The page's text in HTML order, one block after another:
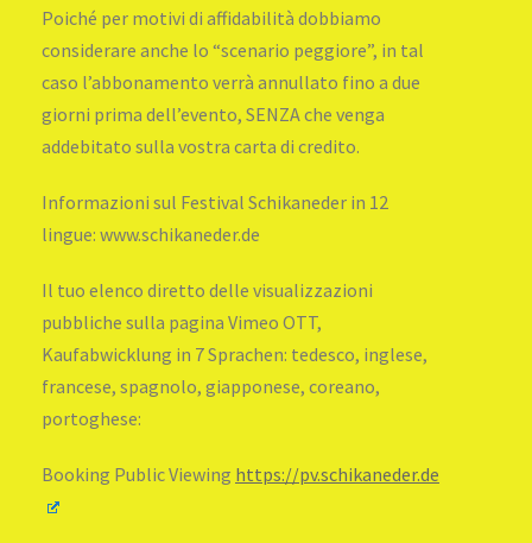
Poiché per motivi di affidabilità dobbiamo
considerare anche lo “scenario peggiore”, in tal
caso l’abbonamento verrà annullato fino a due
giorni prima dell’evento, SENZA che venga
addebitato sulla vostra carta di credito.
Informazioni sul Festival Schikaneder in 12
lingue: www.schikaneder.de
Il tuo elenco diretto delle visualizzazioni
pubbliche sulla pagina Vimeo OTT,
Kaufabwicklung in 7 Sprachen: tedesco, inglese,
francese, spagnolo, giapponese, coreano,
portoghese:
Booking Public Viewing https://pv.schikaneder.de